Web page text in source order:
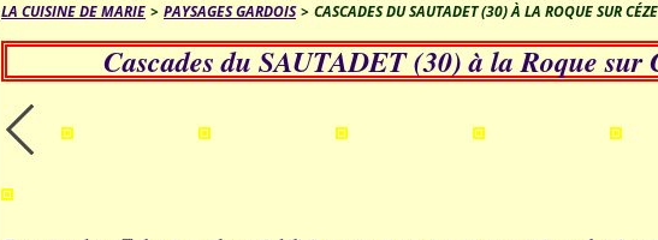
LA CUISINE DE MARIE > PAYSAGES GARDOIS > CASCADES DU SAUTADET (30) À LA ROQUE SUR CÉZE
Cascades du SAUTADET (30) à la Roque sur